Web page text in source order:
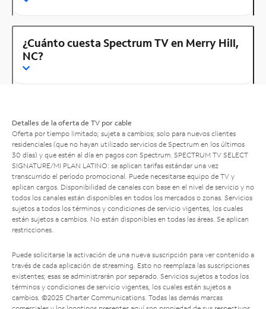
¿Cuánto cuesta Spectrum TV en Merry Hill,
NC?
Detalles de la oferta de TV por cable
Oferta por tiempo limitado; sujeta a cambios; solo para nuevos clientes
residenciales (que no hayan utilizado servicios de Spectrum en los últimos
30 días) y que estén al día en pagos con Spectrum. SPECTRUM TV SELECT
SIGNATURE/MI PLAN LATINO: se aplican tarifas estándar una vez
transcurrido el período promocional. Puede necesitarse equipo de TV y
aplican cargos. Disponibilidad de canales con base en el nivel de servicio y no
todos los canales están disponibles en todos los mercados o zonas. Servicios
sujetos a todos los términos y condiciones de servicio vigentes, los cuales
están sujetos a cambios. No están disponibles en todas las áreas. Se aplican
restricciones.
Puede solicitarse la activación de una nueva suscripción para ver contenido a
través de cada aplicación de streaming. Esto no reemplaza las suscripciones
existentes; esas se administrarán por separado. Servicios sujetos a todos los
términos y condiciones de servicio vigentes, los cuales están sujetos a
cambios. ©2025 Charter Communications. Todas las demás marcas